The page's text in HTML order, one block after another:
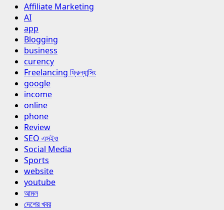
Affiliate Marketing
AI
app
Blogging
business
curency
Freelancing ফ্রিল্যান্সিং
google
income
online
phone
Review
SEO এসইও
Social Media
Sports
website
youtube
আমল
দেশের খবর